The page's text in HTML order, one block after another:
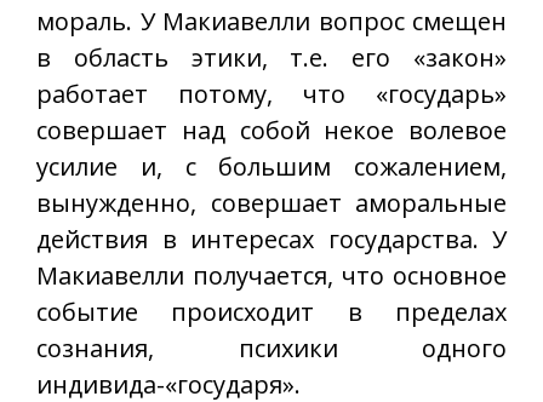
мораль. У Макиавелли вопрос смещен
в область этики, т.е. его «закон»
работает потому, что «государь»
совершает над собой некое волевое
усилие и, с большим сожалением,
вынужденно, совершает аморальные
действия в интересах государства. У
Макиавелли получается, что основное
событие происходит в пределах
сознания, психики одного
индивида-«государя».